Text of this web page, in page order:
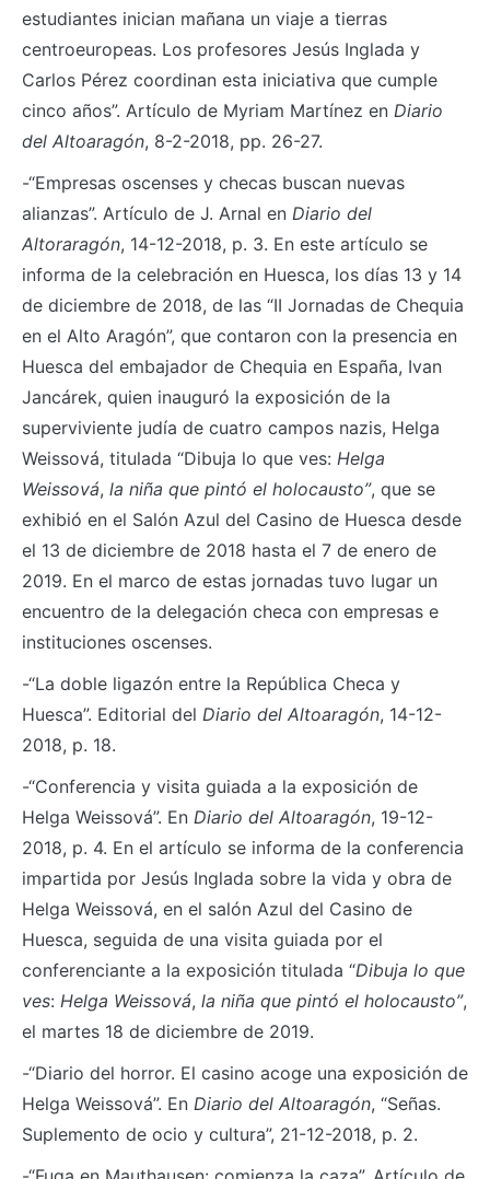
estudiantes inician mañana un viaje a tierras
centroeuropeas. Los profesores Jesús Inglada y
Carlos Pérez coordinan esta iniciativa que cumple
cinco años”. Artículo de Myriam Martínez en Diario
del Altoaragón, 8-2-2018, pp. 26-27.
-“Empresas oscenses y checas buscan nuevas
alianzas”. Artículo de J. Arnal en Diario del
Altoraragón, 14-12-2018, p. 3. En este artículo se
informa de la celebración en Huesca, los días 13 y 14
de diciembre de 2018, de las “II Jornadas de Chequia
en el Alto Aragón”, que contaron con la presencia en
Huesca del embajador de Chequia en España, Ivan
Jancárek, quien inauguró la exposición de la
superviviente judía de cuatro campos nazis, Helga
Weissová, titulada “Dibuja lo que ves: Helga
Weissová, la niña que pintó el holocausto”, que se
exhibió en el Salón Azul del Casino de Huesca desde
el 13 de diciembre de 2018 hasta el 7 de enero de
2019. En el marco de estas jornadas tuvo lugar un
encuentro de la delegación checa con empresas e
instituciones oscenses.
-“La doble ligazón entre la República Checa y
Huesca”. Editorial del Diario del Altoaragón, 14-12-
2018, p. 18.
-“Conferencia y visita guiada a la exposición de
Helga Weissová”. En Diario del Altoaragón, 19-12-
2018, p. 4. En el artículo se informa de la conferencia
impartida por Jesús Inglada sobre la vida y obra de
Helga Weissová, en el salón Azul del Casino de
Huesca, seguida de una visita guiada por el
conferenciante a la exposición titulada “Dibuja lo que
ves: Helga Weissová, la niña que pintó el holocausto”,
el martes 18 de diciembre de 2019.
-“Diario del horror. El casino acoge una exposición de
Helga Weissová”. En Diario del Altoaragón, “Señas.
Suplemento de ocio y cultura”, 21-12-2018, p. 2.